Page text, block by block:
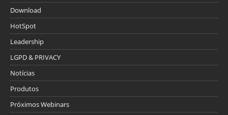
Download
HotSpot
Leadership
LGPD & PRIVACY
Notícias
Produtos
Próximos Webinars